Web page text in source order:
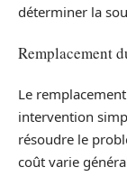
déterminer la
Remplacement
Le
intervention
résoudre le
coût varie